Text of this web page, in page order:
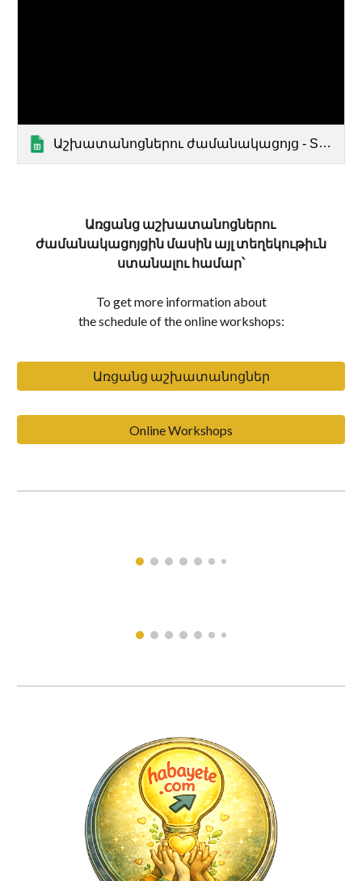
Աշխատանոցներու ժամանակացոյց - Schedules of the workshops
Առցանց աշխատանոցներու
ժամանակացոյցին մասին այլ տեղեկութիւն
ստանալու համար՝
To get more information about
the schedule of the online workshops:
Առցանց աշխատանոցներ
Online Workshops